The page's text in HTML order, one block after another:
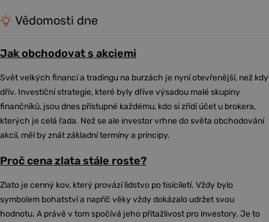
Vědomosti dne
Jak obchodovat s akciemi
Svět velkých financí a tradingu na burzách je nyní otevřenější, než kdy
dřív. Investiční strategie, které byly dříve výsadou malé skupiny
finančníků, jsou dnes přístupné každému, kdo si zřídí účet u brokera,
kterých je celá řada. Než se ale investor vrhne do světa obchodování
akcií, měl by znát základní termíny a principy.
Proč cena zlata stále roste?
Zlato je cenný kov, který provází lidstvo po tisíciletí. Vždy bylo
symbolem bohatství a napříč věky vždy dokázalo udržet svou
hodnotu. A právě v tom spočívá jeho přitažlivost pro investory. Je to